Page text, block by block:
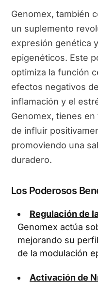
Genomex, también
un suplemento
expresión genética
epigenéticos. Este
optimiza la función
efectos negativos
inflamación y el
Genomex, tienes
de influir
promoviendo una
duradero.
Los Poderosos
Regulación de
Genomex actúa
mejorando su
de la modulación
Activación de